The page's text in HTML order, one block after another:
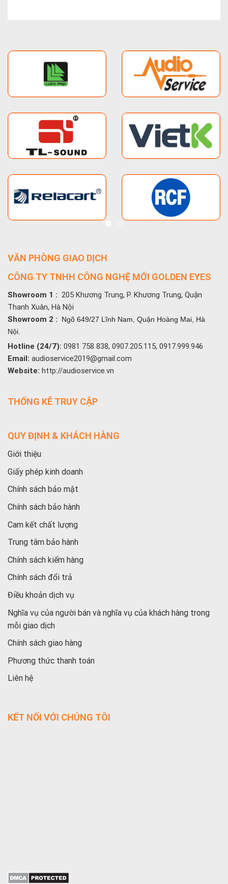
VĂN PHÒNG GIAO DỊCH
CÔNG TY TNHH CÔNG NGHỆ MỚI GOLDEN EYES
Showroom 1 : 205 Khương Trung, P. Khương Trung, Quận
Thanh Xuân, Hà Nội
Showroom 2 :
Ngõ 649/27 Lĩnh Nam, Quận Hoàng Mai, Hà
Nội.
Hotline (24/7): 0981 758 838, 0907.205.115, 0917.999.946
Email: audioservice2019@gmail.com
Website: http://audioservice.vn
THỐNG KÊ TRUY CẬP
QUY ĐỊNH & KHÁCH HÀNG
Giới thiệu
Giấy phép kinh doanh
Chính sách bảo mật
Chính sách bảo hành
Cam kết chất lượng
Trung tâm bảo hành
Chính sách kiểm hàng
Chính sách đổi trả
Điều khoản dịch vụ
Nghĩa vụ của người bán và nghĩa vụ của khách hàng trong
mỗi giao dịch
Chính sách giao hàng
Phương thức thanh toán
Liên hệ
KẾT NỐI VỚI CHÚNG TÔI